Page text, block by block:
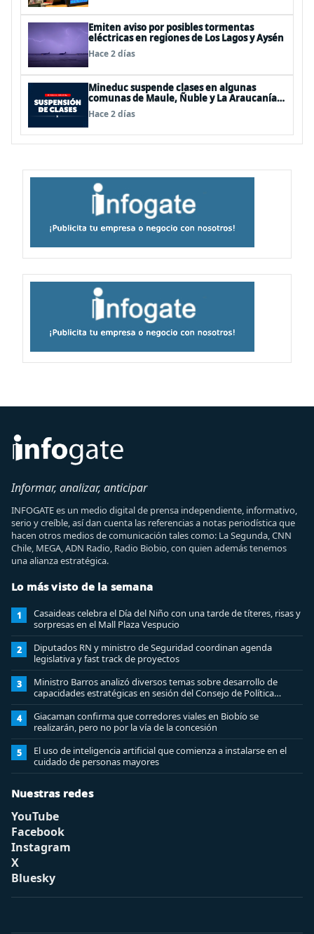
Emiten aviso por posibles tormentas
eléctricas en regiones de Los Lagos y Aysén
Hace 2 días
Mineduc suspende clases en algunas
comunas de Maule, Ñuble y La Araucanía
para este lunes
Hace 2 días
Informar, analizar, anticipar
INFOGATE es un medio digital de prensa independiente, informativo,
serio y creíble, así dan cuenta las referencias a notas periodística que
hacen otros medios de comunicación tales como: La Segunda, CNN
Chile, MEGA, ADN Radio, Radio Biobio, con quien además tenemos
una alianza estratégica.
Lo más visto de la semana
1
Casaideas celebra el Día del Niño con una tarde de títeres, risas y
sorpresas en el Mall Plaza Vespucio
2
Diputados RN y ministro de Seguridad coordinan agenda
legislativa y fast track de proyectos
3
Ministro Barros analizó diversos temas sobre desarrollo de
capacidades estratégicas en sesión del Consejo de Política
Espacial
4
Giacaman confirma que corredores viales en Biobío se
realizarán, pero no por la vía de la concesión
5
El uso de inteligencia artificial que comienza a instalarse en el
cuidado de personas mayores
Nuestras redes
YouTube
Facebook
Instagram
X
Bluesky